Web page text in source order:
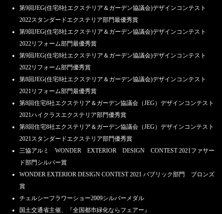
第9回JEG(住宅8社エクステリア＆ガーデン協議会)デザインコンテスト
2022スタンダードエクステリア部門最優秀賞
第9回JEG(住宅8社エクステリア＆ガーデン協議会)デザインコンテスト
2022リフォーム部門最優秀賞
第9回JEG(住宅8社エクステリア＆ガーデン協議会)デザインコンテスト
2022リフォーム部門優秀賞
第8回JEG(住宅8社エクステリア＆ガーデン協議会)デザインコンテスト
2021リフォーム部門最優秀賞
第8回住宅8社エクステリア＆ガーデン協議会（JEG）デザインコンテスト
2021ハイクラスエクステリア部門優秀賞
第8回住宅8社エクステリア＆ガーデン協議会（JEG）デザインコンテスト
2021スタンダードエクステリア部門優秀賞
三協アルミ WONDER EXTERIOR DESIGN CONTEST 2021ファサー
ド部門シルバー賞
WONDER EXTERIOR DESIGN CONTEST 2021 パブリック部門 ブロンズ
賞
チェルシーフラワーショー2009シルバーメダル
国土交通省主催、『全国都市緑化ならフェアー』